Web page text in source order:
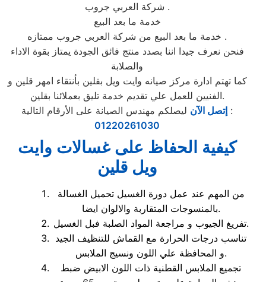
شركة العربي جروب .
خدمة ما بعد البيع
خدمة ما بعد البيع من شركة العربي جروب ممتازه .
فنحن نعرف جيدا اننا بصدد منتج فائق الجودة يمتاز بقوة الاداء
والصلابة
كما تهتم ادارة مركز صيانه وايت ويل بقلين بأنتقاء امهر قلين و
الفنيين للعمل علي تقديم خدمة تليق بعملائنا بقلين.
إتصل الآن ليصلكم مهندس الصيانة على الأرقام التالية :
01220261030
كيفية الحفاظ على غسالات وايت
ويل قلين
من المهم عند عمل دورة الغسيل تحميل الغسالة
بالمنسوجات المتقاربة والالوان ايضا.
تفريغ الجيوب و مراجعة المواد الصلبة فبل الغسيل.
تناسب درجات الحرارة مع القماش للتنظيف الجيد
و المحافظة علي اللون ونسيج الملابس.
تجميع الملابس القطنية ذات اللون الابيض ضبط